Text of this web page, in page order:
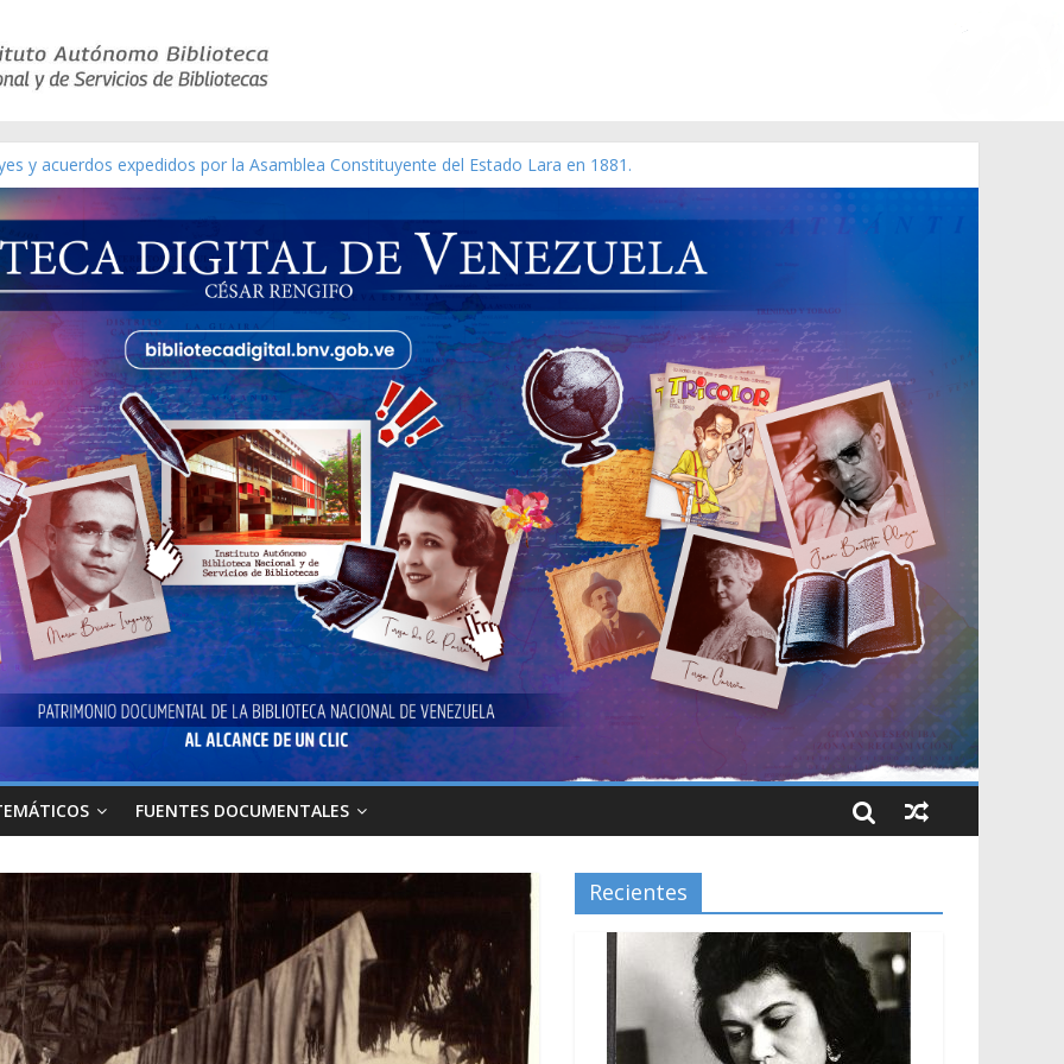
y acuerdos expedidos por la Asamblea Constituyente del Estado Lara en 1881.
gráfico]
[material gráfico]
la República de Venezuela año CXXXIII Mes V, Caracas 09 de marzo de 2006 N° 38.394
de obras de Modesta Bor
FUENTES DOCUMENTALES
Recientes